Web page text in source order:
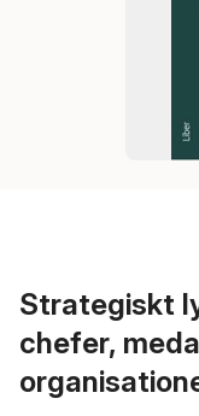
Strategiskt
chefer,